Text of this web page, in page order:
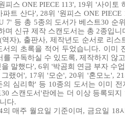
피스 ONE PIECE 113', 19위 '사이
트 산다', 28위 '원피스 ONE
7' 등 총 5종의 도서가 베스트30 순
며 신규 제작 스캔도서는 총 2종입니
자), 출판사, 제작년도 순서로 리
의 초록을 적어 두었습니다. 이미
를 구독하실 수 있도록, 제작하지 않
말했다', 6위 '박곰희 연금 부자 수
랬어', 17위 '모순', 20위 '혼모노',
의 심리학' 등 10종의 도서는 이미
스캔도서'란에는 더 이상 등록되
다.
의 매주 월요일 기준이며, 금요일 18